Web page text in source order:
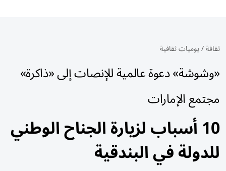
ثقافة/يوميات ثقافية
«وشوشة» دعوة عالمية للإنصات إلى «ذاكرة»
مجتمع الإمارات
10 أسباب لزيارة الجناح الوطني
للدولة في البندقية